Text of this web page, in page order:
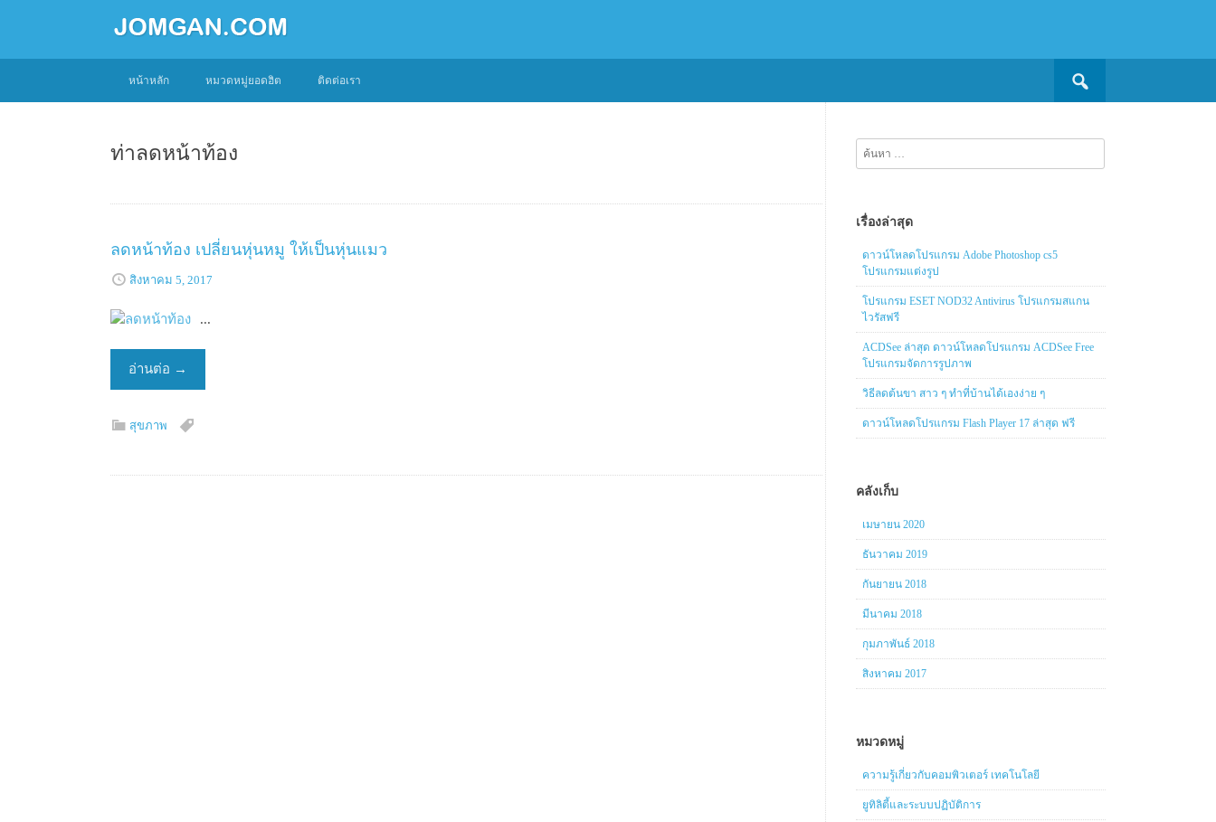
SKIP
หน้าหลัก หมวดหมู่ยอดฮิต ติดต่อเรา
ท่าลดหน้าท้อง
ลดหน้าท้อง เปลี่ยนหุ่นหมู ให้เป็นหุ่นแมว
สิงหาคม 5, 2017
...
อ่านต่อ →
สุขภาพ
ค้นหา
เรื่องล่าสุด
ดาวน์โหลดโปรแกรม Adobe Photoshop cs5
โปรแกรมแต่งรูป
โปรแกรม ESET NOD32 Antivirus โปรแกรมสแกน
ไวรัสฟรี
ACDSee ล่าสุด ดาวน์โหลดโปรแกรม ACDSee Free
โปรแกรมจัดการรูปภาพ
วิธีลดต้นขา สาว ๆ ทำที่บ้านได้เองง่าย ๆ
ดาวน์โหลดโปรแกรม Flash Player 17 ล่าสุด ฟรี
คลังเก็บ
เมษายน 2020
ธันวาคม 2019
กันยายน 2018
มีนาคม 2018
กุมภาพันธ์ 2018
สิงหาคม 2017
หมวดหมู่
ความรู้เกี่ยวกับคอมพิวเตอร์ เทคโนโลยี
ยูทิลิตี้และระบบปฏิบัติการ